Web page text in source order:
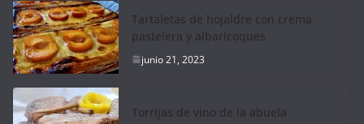
Tartaletas de hojaldre con crema
pastelera y albaricoques
junio 21, 2023
Torrijas de vino de la abuela